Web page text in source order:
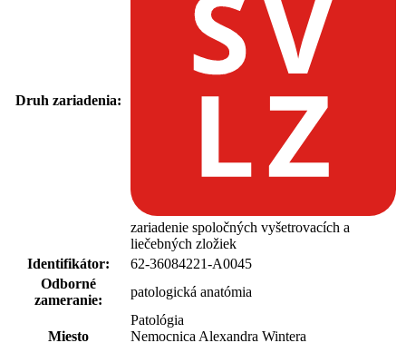
Druh zariadenia:
zariadenie spoločných vyšetrovacích a
liečebných zložiek
Identifikátor:
62-36084221-A0045
Odborné
zameranie:
patologická anatómia
Miesto
Patológia
Nemocnica Alexandra Wintera